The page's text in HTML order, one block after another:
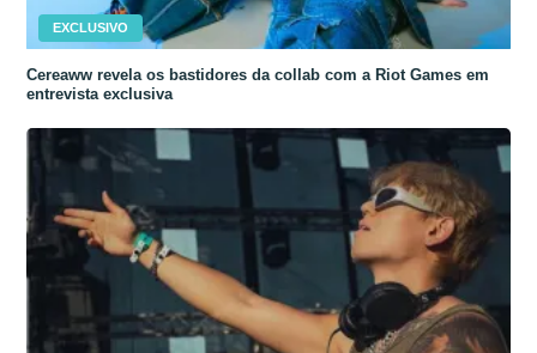
EXCLUSIVO
Cereaww revela os bastidores da collab com a Riot Games em
entrevista exclusiva